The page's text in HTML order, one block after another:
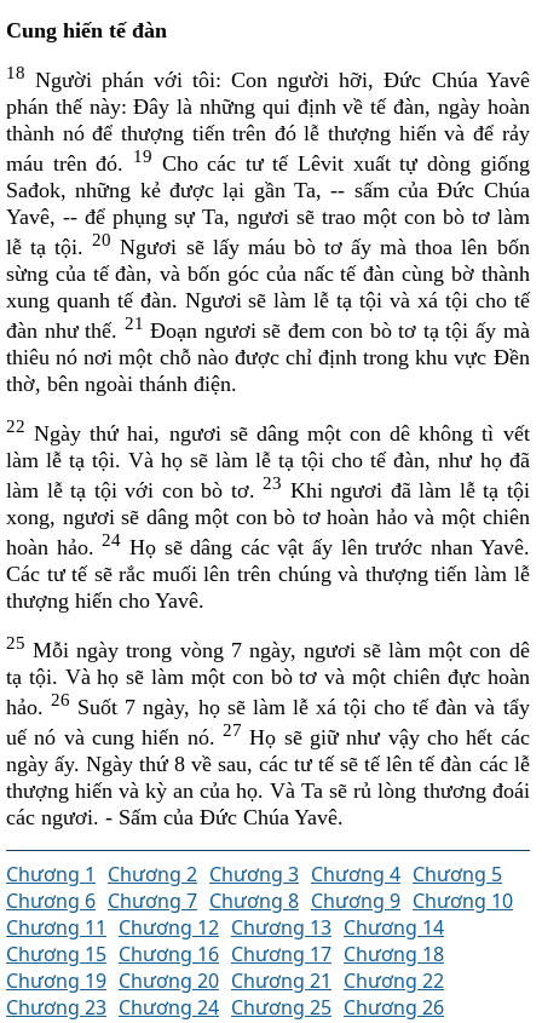
Cung hiến tế đàn
18 Người phán với tôi: Con người hỡi, Ðức Chúa Yavê
phán thế này: Ðây là những qui định về tế đàn, ngày hoàn
thành nó để thượng tiến trên đó lễ thượng hiến và để rảy
máu trên đó.
19 Cho các tư tế Lêvit xuất tự dòng giống
Sađok, những kẻ được lại gần Ta, -- sấm của Ðức Chúa
Yavê, -- để phụng sự Ta, ngươi sẽ trao một con bò tơ làm
lễ tạ tội.20 Ngươi sẽ lấy máu bò tơ ấy mà thoa lên bốn
sừng của tế đàn, và bốn góc của nấc tế đàn cùng bờ thành
xung quanh tế đàn. Ngươi sẽ làm lễ tạ tội và xá tội cho tế
đàn như thế. 21 Ðoạn ngươi sẽ đem con bò tơ tạ tội ấy mà
thiêu nó nơi một chỗ nào được chỉ định trong khu vực Ðền
thờ, bên ngoài thánh điện.
22 Ngày thứ hai, ngươi sẽ dâng một con dê không tì vết
làm lễ tạ tội. Và họ sẽ làm lễ tạ tội cho tế đàn, như họ đã
làm lễ tạ tội với con bò tơ.23 Khi ngươi đã làm lễ tạ tội
xong, ngươi sẽ dâng một con bò tơ hoàn hảo và một chiên
hoàn hảo.24 Họ sẽ dâng các vật ấy lên trước nhan Yavê.
Các tư tế sẽ rắc muối lên trên chúng và thượng tiến làm lễ
thượng hiến cho Yavê.
25 Mỗi ngày trong vòng 7 ngày, ngươi sẽ làm một con dê
tạ tội. Và họ sẽ làm một con bò tơ và một chiên đực hoàn
hảo.26 Suốt 7 ngày, họ sẽ làm lễ xá tội cho tế đàn và tẩy
uế nó và cung hiến nó. 27 Họ sẽ giữ như vậy cho hết các
ngày ấy. Ngày thứ 8 về sau, các tư tế sẽ tế lên tế đàn các lễ
thượng hiến và kỳ an của họ. Và Ta sẽ rủ lòng thương đoái
các ngươi. - Sấm của Ðức Chúa Yavê.
Chương 1 Chương 2 Chương 3 Chương 4 Chương 5
Chương 6 Chương 7 Chương 8 Chương 9 Chương 10
Chương 11
Chương 12 Chương 13 Chương 14
Chương 15 Chương 16 Chương 17 Chương 18
Chương 19 Chương 20 Chương 21
Chương 22
Chương 23 Chương 24 Chương 25 Chương 26